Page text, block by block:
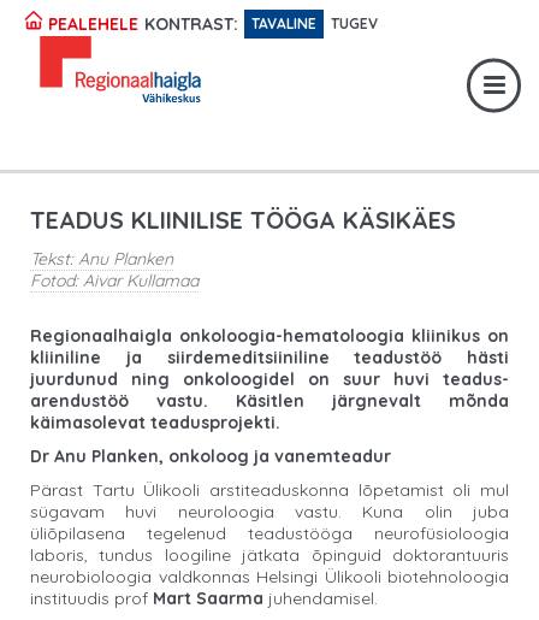
PEALEHELE KONTRAST: TAVALINE TUGEV
617 1049
Erakorraline abi:
TEADUS KLIINILISE TÖÖGA KÄSIKÄES
Tekst: Anu Planken
Fotod: Aivar Kullamaa
Regionaalhaigla onkoloogia-hematoloogia kliinikus on
kliiniline ja siirdemeditsiiniline teadustöö hästi
juurdunud ning onkoloogidel on suur huvi teadus-
arendustöö vastu. Käsitlen järgnevalt mõnda
käimasolevat teadusprojekti.
Dr Anu Planken, onkoloog ja vanemteadur
Pärast Tartu Ülikooli arstiteaduskonna lõpetamist oli mul
sügavam huvi neuroloogia vastu. Kuna olin juba
üliõpilasena tegelenud teadustööga neurofüsioloogia
laboris, tundus loogiline jätkata õpinguid doktorantuuris
neurobioloogia valdkonnas Helsingi Ülikooli biotehnoloogia
instituudis prof Mart Saarma juhendamisel.